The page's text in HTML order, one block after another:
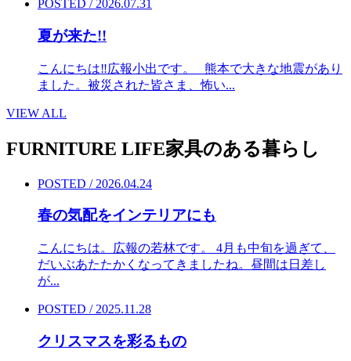
POSTED / 2026.07.31
夏が来た!!
こんにちは‼︎広報小出です。 熊本で大きな地震があり
ました。被災された皆さま、怖い...
VIEW ALL
FURNITURE LIFE家具のある暮らし
POSTED / 2026.04.24
春の気配をインテリアにも
こんにちは。広報の若林です。 4月も中旬を過ぎて、
だいぶあたたかくなってきましたね。昼間は日差し
が...
POSTED / 2025.11.28
クリスマスを彩るもの